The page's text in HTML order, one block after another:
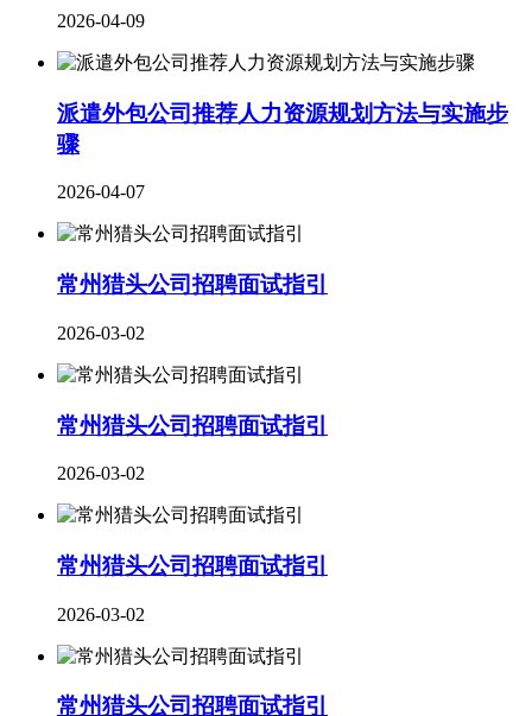
2026-04-09
派遣外包公司推荐人力资源规划方法与实施步
骤
2026-04-07
常州猎头公司招聘面试指引
2026-03-02
常州猎头公司招聘面试指引
2026-03-02
常州猎头公司招聘面试指引
2026-03-02
​常州猎头公司招聘面试指引